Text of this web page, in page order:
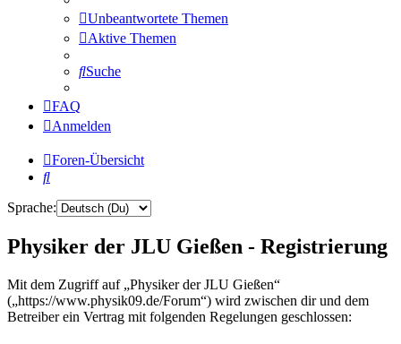
Unbeantwortete Themen
Aktive Themen
Suche
FAQ
Anmelden
Foren-Übersicht
Suche
Sprache:
Physiker der JLU Gießen - Registrierung
Mit dem Zugriff auf „Physiker der JLU Gießen“
(„https://www.physik09.de/Forum“) wird zwischen dir und dem
Betreiber ein Vertrag mit folgenden Regelungen geschlossen: